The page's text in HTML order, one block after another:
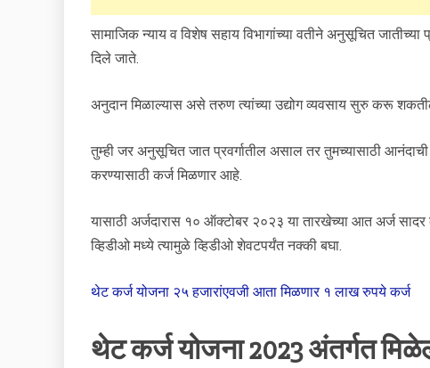
सामाजिक न्याय व विशेष सहाय विभागांच्या वतीने अनुसूचित
दिले जाते.
अनुदान मिळाल्यास असे तरुण त्यांच्या उद्योग व्यवसाय सुरु करू
तुम्ही जर अनुसूचित जात प्रवर्गातील असाल तर तुमच्यासाठी
करण्यासाठी कर्ज मिळणार आहे.
यासाठी अर्जदारास १० ऑक्टोबर २०२३ या तारखेच्या आत अर्ज सादर
व्हिडीओ मध्ये त्यामुळे व्हिडीओ शेवटपर्यंत नक्की बघा.
थेट कर्ज योजना २५ हजारांएवजी आता मिळणार १ लाख रुपये कर्ज
थेट कर्ज योजना 2023 अंतर्गत